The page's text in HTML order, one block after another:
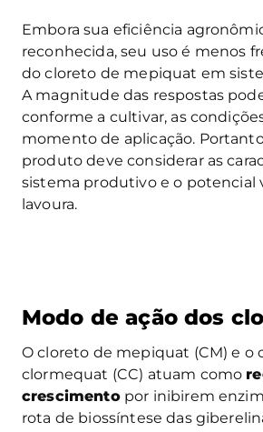
Embora sua eficiência
reconhecida, seu uso é menos
do cloreto de mepiquat em
A magnitude das respostas
conforme a cultivar, as
momento de aplicação.
produto deve considerar as
sistema produtivo e o potencial
lavoura.
Modo de ação dos
O cloreto de mepiquat (CM) e o
clormequat (CC) atuam como
crescimentopor inibirem
rota de biossíntese das